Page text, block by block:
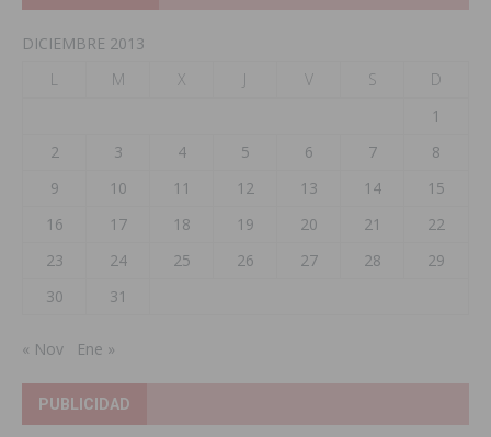
DICIEMBRE 2013
L
M X J V S
D
1
2
3 4 5 6 7
8
9
10 11 12 13 14
15
16
17 18 19 20 21
22
23
24 25 26 27 28
29
30
31
« Nov Ene »
PUBLICIDAD